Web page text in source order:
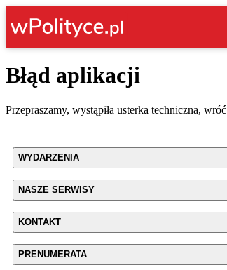
Błąd aplikacji
Przepraszamy, wystąpiła usterka techniczna,
WYDARZENIA
NASZE SERWISY
KONTAKT
PRENUMERATA